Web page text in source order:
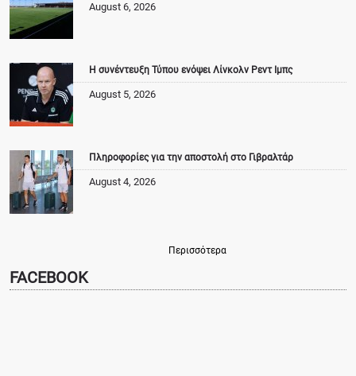
August 6, 2026
Η συνέντευξη Τύπου ενόψει Λίνκολν Ρεντ Ιμπς
August 5, 2026
Πληροφορίες για την αποστολή στο Γιβραλτάρ
August 4, 2026
Περισσότερα
FACEBOOK